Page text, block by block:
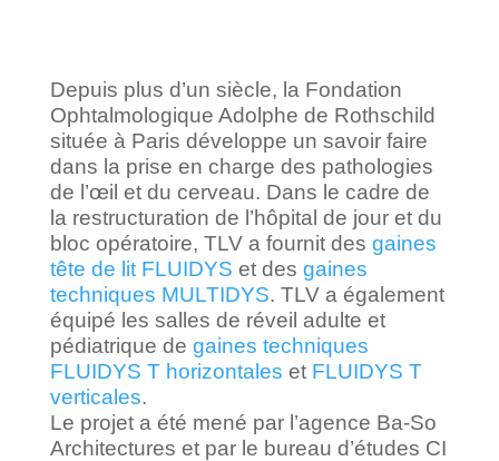
Depuis plus d’un siècle, la Fondation
Ophtalmologique Adolphe de Rothschild
située à Paris développe un savoir faire
dans la prise en charge des pathologies
de l’œil et du cerveau. Dans le cadre de
la restructuration de l’hôpital de jour et du
bloc opératoire, TLV a fournit des gaines
tête de lit FLUIDYS et des gaines
techniques MULTIDYS. TLV a également
équipé les salles de réveil adulte et
pédiatrique de gaines techniques
FLUIDYS T horizontales et FLUIDYS T
verticales.
Le projet a été mené par l’agence Ba-So
Architectures et par le bureau d’études CI